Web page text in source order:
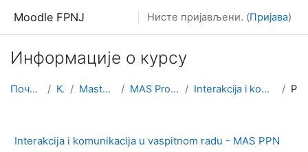
Moodle FPNJ Нисте пријављени. (Пријава)
Информације о курсу
Почетна страница Курсеви Master akademske studije MAS Profesor predmetne nastave Interakcija i komunikacija u vaspitnom radu - MAS PPN
Interakcija i komunikacija u vaspitnom radu - MAS PPN